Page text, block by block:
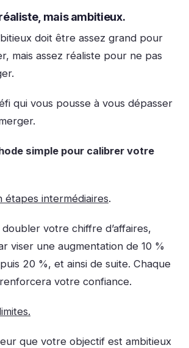
mais ambitieux.
doit être assez grand pour
mais assez réaliste pour ne pas
qui vous pousse à vous dépasser
simple pour calibrer votre
étapes intermédiaires.
votre chiffre d’affaires,
viser une augmentation de 10 %
20 %, et ainsi de suite. Chaque
votre confiance.
que votre objectif est ambitieux